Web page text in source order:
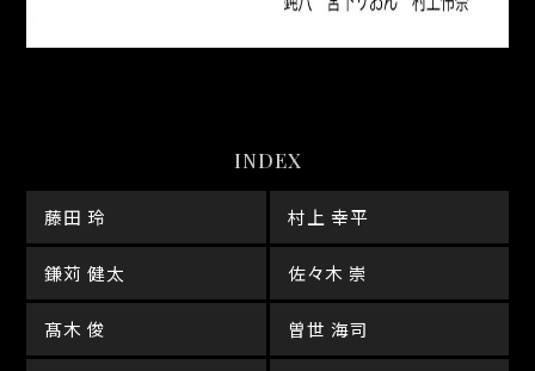
INDEX
藤田 玲 村上 幸平
鎌苅 健太 佐々木 崇
髙木 俊 曽世 海司